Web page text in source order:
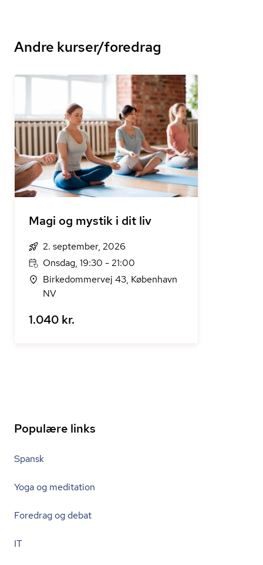
Andre kurser/foredrag
Magi og mystik i dit liv
2. september, 2026
Onsdag, 19:30 - 21:00
Birkedommervej 43, København
NV
1.040 kr.
Populære links
Spansk
Yoga og meditation
Foredrag og debat
IT